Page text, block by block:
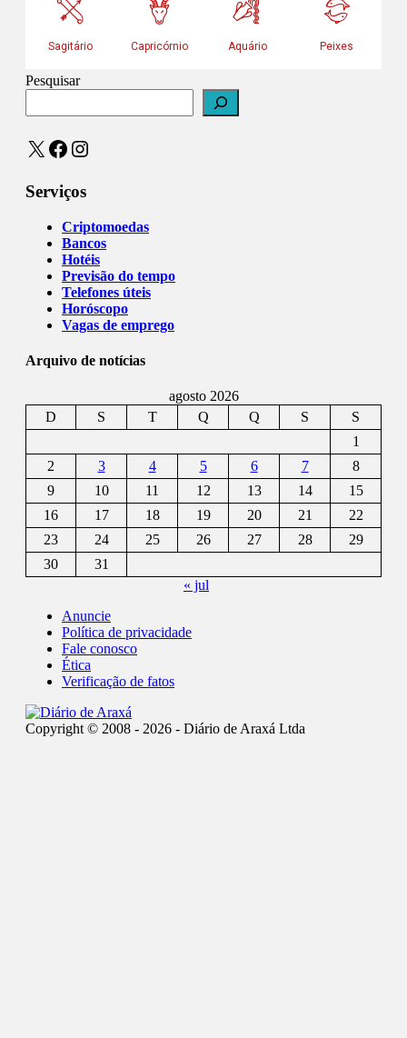
Pesquisar
X Facebook
Instagram
Serviços
Criptomoedas
Bancos
Hotéis
Previsão do tempo
Telefones úteis
Horóscopo
Vagas de emprego
Arquivo de notícias
agosto 2026
D
S T Q Q S
S
1
2
3 4 5 6 7
8
9
10 11 12 13 14
15
16
17 18 19 20 21
22
23
24 25 26 27 28
29
30
31
« jul
Anuncie
Política de privacidade
Fale conosco
Ética
Verificação de fatos
Copyright © 2008 - 2026 - Diário de Araxá Ltda